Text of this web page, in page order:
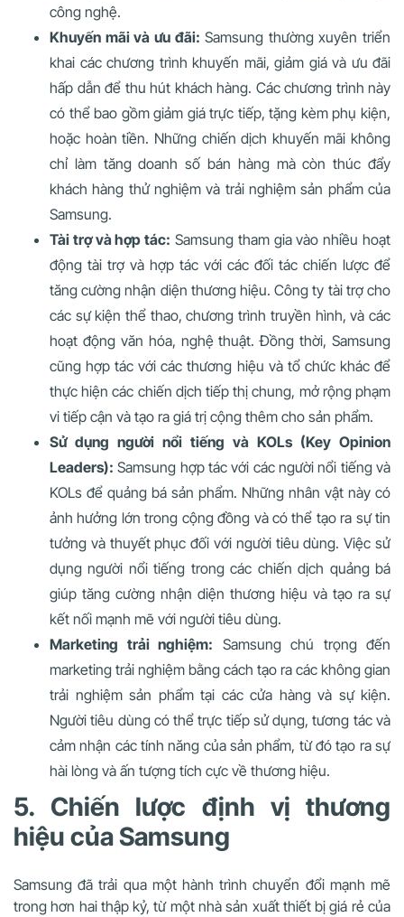
công nghệ.
Khuyến mãi và ưu đãi: Samsung thường xuyên triển
khai các chương trình khuyến mãi, giảm giá và ưu đãi
hấp dẫn để thu hút khách hàng. Các chương trình này
có thể bao gồm giảm giá trực tiếp, tặng kèm phụ kiện,
hoặc hoàn tiền. Những chiến dịch khuyến mãi không
chỉ làm tăng doanh số bán hàng mà còn thúc đẩy
khách hàng thử nghiệm và trải nghiệm sản phẩm của
Samsung.
Tài trợ và hợp tác: Samsung tham gia vào nhiều hoạt
động tài trợ và hợp tác với các đối tác chiến lược để
tăng cường nhận diện thương hiệu. Công ty tài trợ cho
các sự kiện thể thao, chương trình truyền hình, và các
hoạt động văn hóa, nghệ thuật. Đồng thời, Samsung
cũng hợp tác với các thương hiệu và tổ chức khác để
thực hiện các chiến dịch tiếp thị chung, mở rộng phạm
vi tiếp cận và tạo ra giá trị cộng thêm cho sản phẩm.
Sử dụng người nổi tiếng và KOLs (Key Opinion
Leaders): Samsung hợp tác với các người nổi tiếng và
KOLs để quảng bá sản phẩm. Những nhân vật này có
ảnh hưởng lớn trong cộng đồng và có thể tạo ra sự tin
tưởng và thuyết phục đối với người tiêu dùng. Việc sử
dụng người nổi tiếng trong các chiến dịch quảng bá
giúp tăng cường nhận diện thương hiệu và tạo ra sự
kết nối mạnh mẽ với người tiêu dùng.
Marketing trải nghiệm: Samsung chú trọng đến
marketing trải nghiệm bằng cách tạo ra các không gian
trải nghiệm sản phẩm tại các cửa hàng và sự kiện.
Người tiêu dùng có thể trực tiếp sử dụng, tương tác và
cảm nhận các tính năng của sản phẩm, từ đó tạo ra sự
hài lòng và ấn tượng tích cực về thương hiệu.
5. Chiến lược định vị thương
hiệu của Samsung
Samsung đã trải qua một hành trình chuyển đổi mạnh mẽ
trong hơn hai thập kỷ, từ một nhà sản xuất thiết bị giá rẻ của